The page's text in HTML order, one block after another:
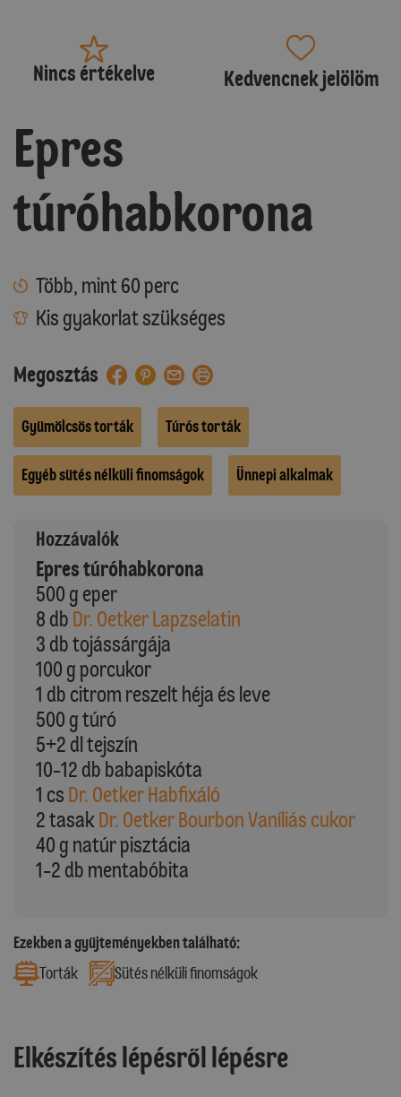
Nincs értékelve Kedvencnek jelölöm
Epres
túróhabkorona
Több, mint 60 perc
Kis gyakorlat szükséges
Megosztás
Gyümölcsös torták Túrós torták
Egyéb sütés nélküli finomságok Ünnepi alkalmak
Hozzávalók
Epres túróhabkorona
500 g eper
8 db Dr. Oetker Lapzselatin
3 db tojássárgája
100 g porcukor
1 db citrom reszelt héja és leve
500 g túró
5+2 dl tejszín
10-12 db babapiskóta
1 cs Dr. Oetker Habfixáló
2 tasak Dr. Oetker Bourbon Vaníliás cukor
40 g natúr pisztácia
1-2 db mentabóbita
Ezekben a gyűjteményekben található:
Torták
Sütés nélküli finomságok
Elkészítés lépésről lépésre